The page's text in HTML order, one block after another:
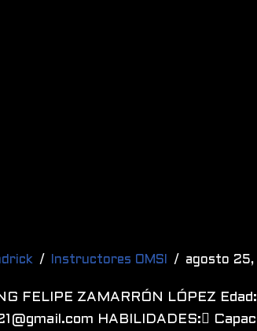
Instructores OMSI agosto
FELIPE ZAMARRÓN LÓPEZ
HABILIDADES: